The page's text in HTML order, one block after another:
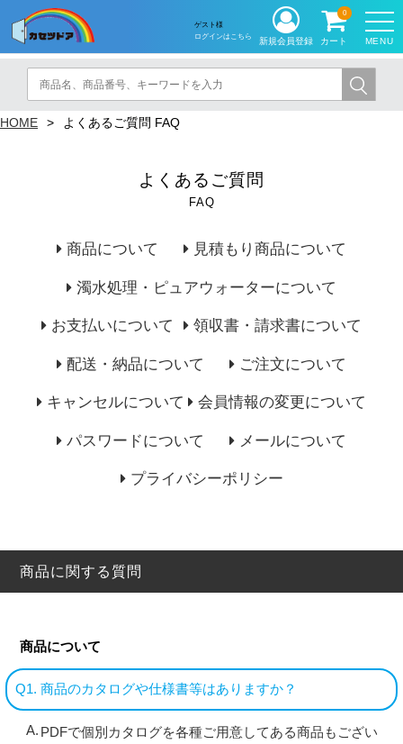
MENU
ゲスト様
ログインはこちら
新規会員登録 カート
0
HOME よくあるご質問 FAQ
よくあるご質問
FAQ
商品について 見積もり商品について
濁水処理・ピュアウォーターについて
お支払いについて 領収書・請求書について
配送・納品について ご注文について
キャンセルについて 会員情報の変更について
パスワードについて メールについて
プライバシーポリシー
商品に関する質問
商品について
Q1. 商品のカタログや仕様書等はありますか？
PDFで個別カタログを各種ご用意してある商品もござい